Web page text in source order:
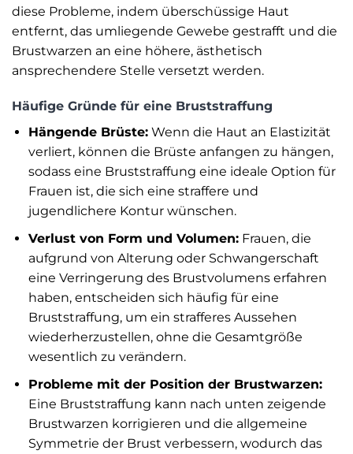
diese Probleme, indem überschüssige Haut
entfernt, das umliegende Gewebe gestrafft und die
Brustwarzen an eine höhere, ästhetisch
ansprechendere Stelle versetzt werden.
Häufige Gründe für eine Bruststraffung
Hängende Brüste:Wenn die Haut an Elastizität
verliert, können die Brüste anfangen zu hängen,
sodass eine Bruststraffung eine ideale Option für
Frauen ist, die sich eine straffere und
jugendlichere Kontur wünschen.
Verlust von Form und Volumen:Frauen, die
aufgrund von Alterung oder Schwangerschaft
eine Verringerung des Brustvolumens erfahren
haben, entscheiden sich häufig für eine
Bruststraffung, um ein strafferes Aussehen
wiederherzustellen, ohne die Gesamtgröße
wesentlich zu verändern.
Probleme mit der Position der Brustwarzen:
Eine Bruststraffung kann nach unten zeigende
Brustwarzen korrigieren und die allgemeine
Symmetrie der Brust verbessern, wodurch das